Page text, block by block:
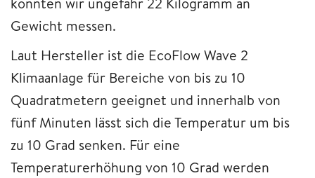
Gewicht messen.
Laut Hersteller ist die EcoFlow Wave 2
Klimaanlage für Bereiche von bis zu 10
Quadratmetern geeignet und innerhalb von
fünf Minuten lässt sich die Temperatur um bis
zu 10 Grad senken. Für eine
Temperaturerhöhung von 10 Grad werden